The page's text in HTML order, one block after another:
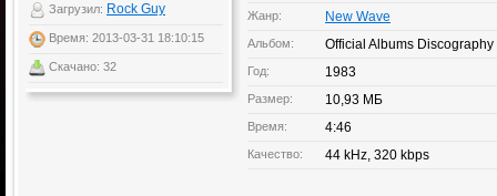
Загрузил: Rock Guy
Время: 2013-03-31 18:10:15
Скачано: 32
Жанр: New Wave
Альбом: Official Albums Discography
Год: 1983
Размер: 10,93 МБ
Время: 4:46
Качество: 44 kHz, 320 kbps